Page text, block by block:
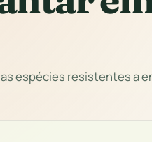
espécies resistentes a